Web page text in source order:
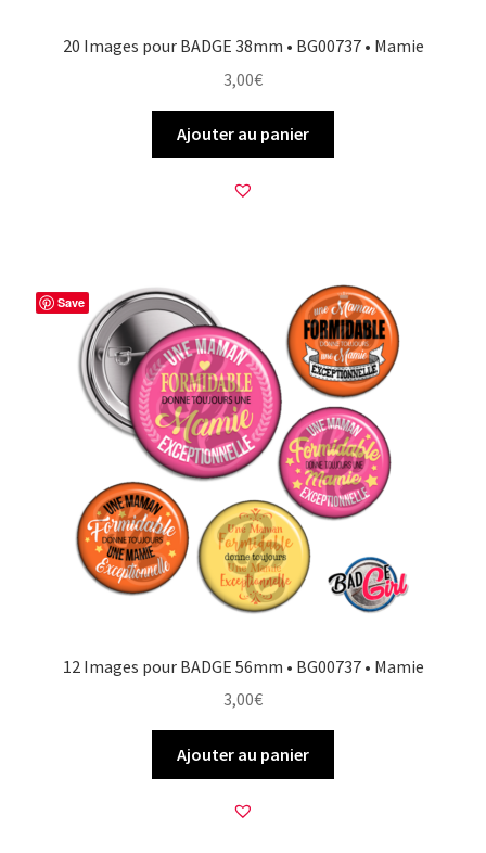
20 Images pour BADGE 38mm • BG00737 • Mamie
3,00€
Ajouter au panier
Save
12 Images pour BADGE 56mm • BG00737 • Mamie
3,00€
Ajouter au panier